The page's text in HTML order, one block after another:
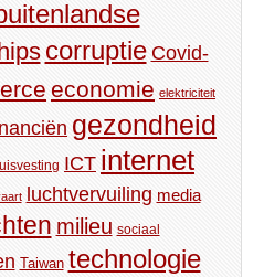
corruptie Covid-
economie elektriciteit
gezondheid
ICT internet
luchtvervuiling media
milieu sociaal
Taiwan technologie